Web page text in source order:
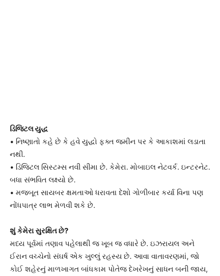
ડિજિટલ યુદ્ધ
• નિષ્ણાતો કહે છે કે હવે યુદ્ધો ફક્ત જમીન પર કે આકાશમાં લડાતા
નથી.
• ડિજિટલ સિસ્ટમ્સ નવી સીમા છે. કેમેરા. મોબાઇલ નેટવર્ક. ઇન્ટરનેટ.
બધા સંભવિત લક્ષ્યો છે.
• મજબૂત સાયબર ક્ષમતાઓ ધરાવતા દેશો ગોળીબાર કર્યા વિના પણ
નોંધપાત્ર લાભ મેળવી શકે છે.
શું કેમેરા સુરક્ષિત છે?
મધ્ય પૂર્વમાં તણાવ પહેલાથી જ ખૂબ જ વધારે છે. ઇઝરાયલ અને
ઈરાન વચ્ચેનો સંઘર્ષ એક ખુલ્લું રહસ્ય છે. આવા વાતાવરણમાં, જો
કોઈ શહેરનું માળખાગત બાંધકામ પોતેજ દેખરેખનું સાધન બની જાય,